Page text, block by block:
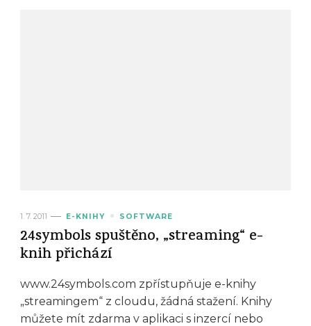
1. 7. 2011 E-KNIHY SOFTWARE
24symbols spuštěno, „streaming“ e-
knih přichází
www.24symbols.com zpřístupňuje e-knihy
„streamingem“ z cloudu, žádná stažení. Knihy
můžete mít zdarma v aplikaci s inzercí nebo